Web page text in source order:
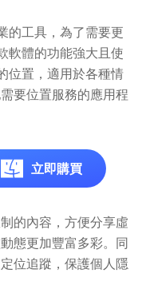
的工具，為了需要更
軟體的功能強大且使
位置，適用於各種情
要位置服務的應用程
立即購買
的內容，方便分享虛
態更加豐富多彩。同
位追蹤，保護個人隱